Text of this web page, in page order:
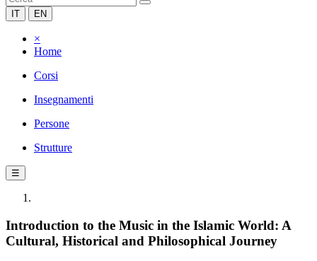
IT EN
×
Home
Corsi
Insegnamenti
Persone
Strutture
☰
Introduction to the Music in the Islamic World: A
Cultural, Historical and ‎Philosophical Journey